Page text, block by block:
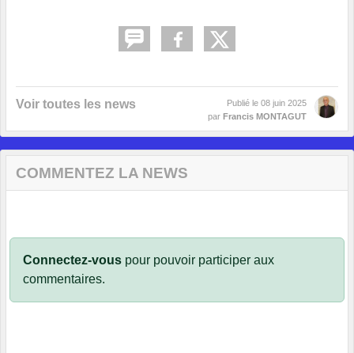
Voir toutes les news Publié le 08 juin 2025
par Francis MONTAGUT
COMMENTEZ LA NEWS
Connectez-vous pour pouvoir participer aux
commentaires.